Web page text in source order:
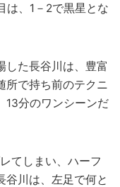
は、1－2で黒星とな
た長谷川は、豊富
所で持ち前のテクニ
13分のワンシーンだ
てしまい、ハーフ
谷川は、左足で何と